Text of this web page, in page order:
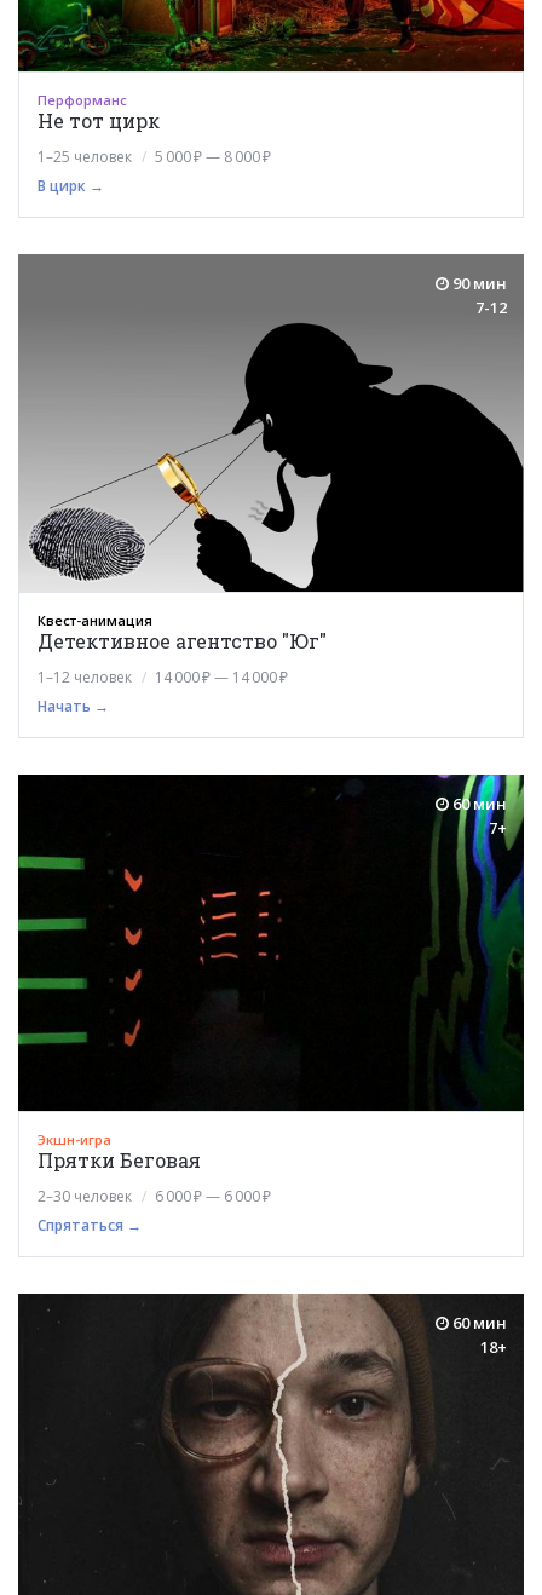
Перформанс
Не тот цирк
1–25 человек
5 000 ₽ — 8 000 ₽
В цирк →
90 мин
7-12
Квест-анимация
Детективное агентство "Юг"
1–12 человек
14 000 ₽ — 14 000 ₽
Начать →
60 мин
7+
Экшн-игра
Прятки Беговая
2–30 человек
6 000 ₽ — 6 000 ₽
Спрятаться →
60 мин
18+